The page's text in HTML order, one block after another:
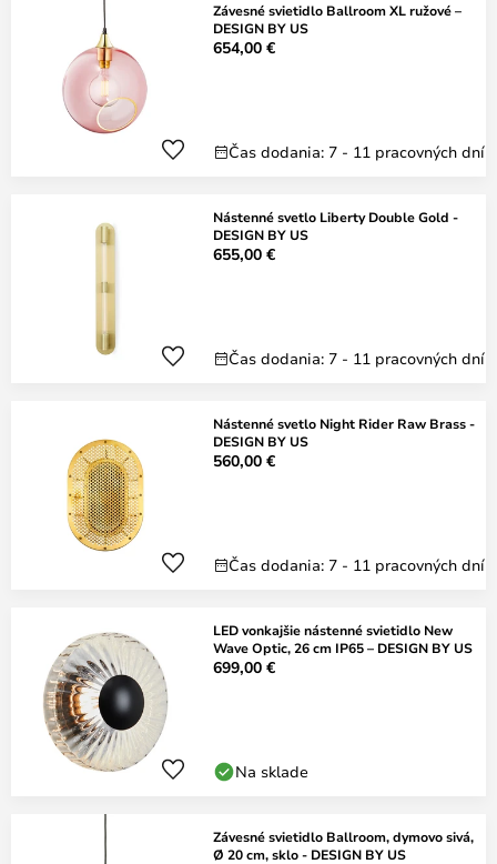
Závesné svietidlo Ballroom XL ružové –
DESIGN BY US
654,00 €
Čas dodania: 7 - 11 pracovných dní
Nástenné svetlo Liberty Double Gold -
DESIGN BY US
655,00 €
Čas dodania: 7 - 11 pracovných dní
Nástenné svetlo Night Rider Raw Brass -
DESIGN BY US
560,00 €
Čas dodania: 7 - 11 pracovných dní
LED vonkajšie nástenné svietidlo New
Wave Optic, 26 cm IP65 – DESIGN BY US
699,00 €
Na sklade
Závesné svietidlo Ballroom, dymovo sivá,
Ø 20 cm, sklo - DESIGN BY US